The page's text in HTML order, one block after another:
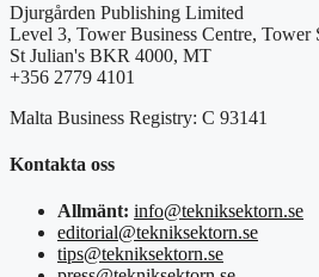
Djurgården Publishing Limited
Level 3, Tower Business Centre, Tower
St Julian's BKR 4000, MT
+356 2779 4101
Malta Business Registry: C 93141
Kontakta oss
Allmänt: info@tekniksektorn.se
editorial@tekniksektorn.se
tips@tekniksektorn.se